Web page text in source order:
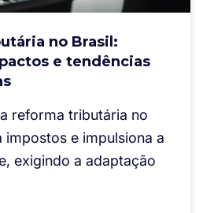
no Brasil:
e tendências
reforma tributária no
impostos e impulsiona a
exigindo a adaptação